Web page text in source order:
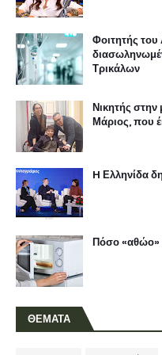
Φοιτητής του
Τρικάλων
Νικητής στην
Μάριος, που
H Ελληνίδα
Πόσο «αθώο»
ΘΕΜΑΤΑ